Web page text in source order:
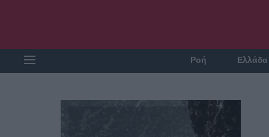
Ροή Ελλάδα